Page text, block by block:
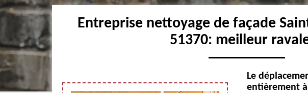
Entreprise nettoyage de façade
51370: meilleur
Le
entièrement